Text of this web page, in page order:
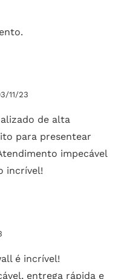
11/23
de alta
para presentear
impecável
incrível!
é incrível!
entrega rápida e